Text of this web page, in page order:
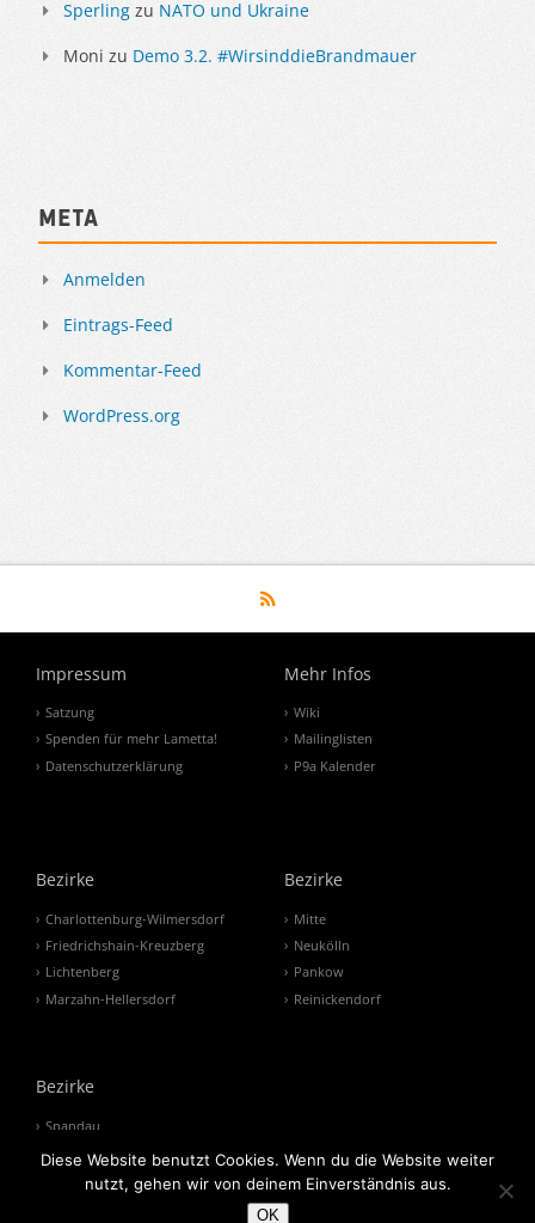
Sperling zu NATO und Ukraine
Moni zu Demo 3.2. #WirsinddieBrandmauer
Meta
Anmelden
Eintrags-Feed
Kommentar-Feed
WordPress.org
Impressum
Satzung
Spenden für mehr Lametta!
Datenschutzerklärung
Mehr Infos
Wiki
Mailinglisten
P9a Kalender
Bezirke
Charlottenburg-Wilmersdorf
Friedrichshain-Kreuzberg
Lichtenberg
Marzahn-Hellersdorf
Bezirke
Mitte
Neukölln
Pankow
Reinickendorf
Bezirke
Spandau
Steglitz-Zehlendorf
Tempelhof-Schöneberg
Diese Website benutzt Cookies. Wenn du die Website weiter
nutzt, gehen wir von deinem Einverständnis aus.
OK